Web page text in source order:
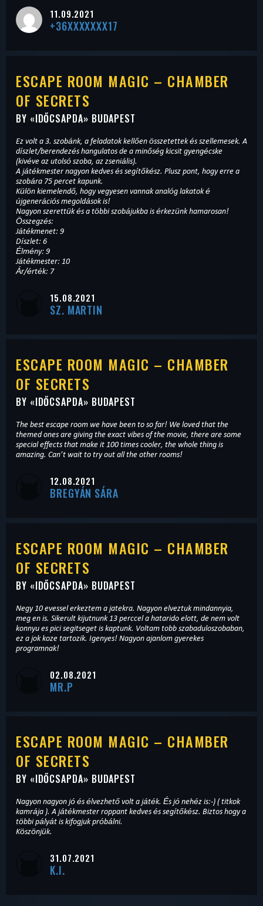
11.09.2021
+36XXXXXXX17
ESCAPE ROOM MAGIC – CHAMBER
OF SECRETS
BY «IDŐCSAPDA» BUDAPEST
Ez volt a 3. szobánk, a feladatok kellően összetettek és szellemesek. A
díszlet/berendezés hangulatos de a minőség kicsit gyengécske
(kivéve az utolsó szoba, az zseniális).
A játékmester nagyon kedves és segítőkész. Plusz pont, hogy erre a
szobára 75 percet kapunk.
Külön kiemelendő, hogy vegyesen vannak analóg lakatok é
újgenerációs megoldások is!
Nagyon szerettük és a többi szobájukba is érkezünk hamarosan!
Összegzés:
Játékmenet: 9
Díszlet: 6
Élmény: 9
Játékmester: 10
Ár/érték: 7
15.08.2021
SZ. MARTIN
ESCAPE ROOM MAGIC – CHAMBER
OF SECRETS
BY «IDŐCSAPDA» BUDAPEST
The best escape room we have been to so far! We loved that the
themed ones are giving the exact vibes of the movie, there are some
special effects that make it 100 times cooler, the whole thing is
amazing. Can’t wait to try out all the other rooms!
12.08.2021
BREGYÁN SÁRA
ESCAPE ROOM MAGIC – CHAMBER
OF SECRETS
BY «IDŐCSAPDA» BUDAPEST
Negy 10 evessel erkeztem a jatekra. Nagyon elveztuk mindannyia,
meg en is. Sikerult kijutnunk 13 perccel a hatarido elott, de nem volt
konnyu es pici segitseget is kaptunk. Voltam tobb szabaduloszobaban,
ez a jok koze tartozik. Igenyes! Nagyon ajanlom gyerekes
programnak!
02.08.2021
MR.P
ESCAPE ROOM MAGIC – CHAMBER
OF SECRETS
BY «IDŐCSAPDA» BUDAPEST
Nagyon nagyon jó és élvezhető volt a játék. És jó nehéz is:-) ( titkok
kamrája ). A játékmester roppant kedves és segítőkész. Biztos hogy a
többi pályát is kifogjuk próbálni.
Köszönjük.
31.07.2021
K.I.